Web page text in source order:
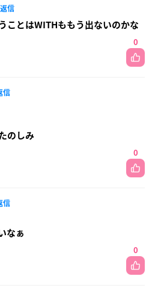
返信
ことはWITHももう出ないのかな
0
信
のしみ
0
信
なぁ
0